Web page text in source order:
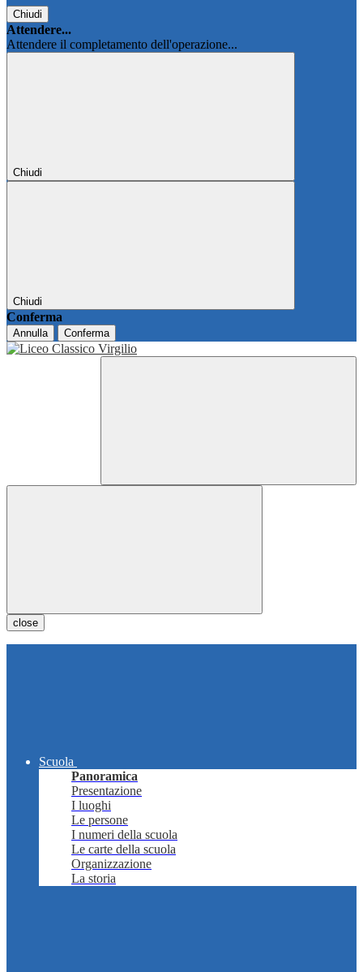
Chiudi
Attendere...
Attendere il completamento dell'operazione...
Chiudi
Chiudi
Conferma
Annulla Conferma
close
Scuola
Panoramica
Presentazione
I luoghi
Le persone
I numeri della scuola
Le carte della scuola
Organizzazione
La storia